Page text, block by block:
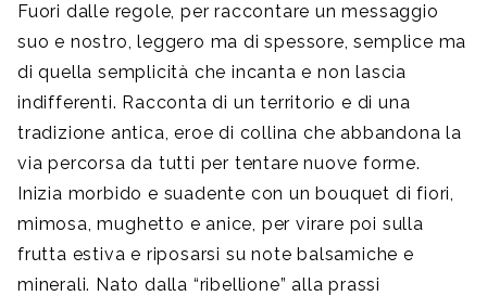
Fuori dalle regole, per raccontare un messaggio
suo e nostro, leggero ma di spessore, semplice ma
di quella semplicità che incanta e non lascia
indifferenti. Racconta di un territorio e di una
tradizione antica, eroe di collina che abbandona la
via percorsa da tutti per tentare nuove forme.
Inizia morbido e suadente con un bouquet di fiori,
mimosa, mughetto e anice, per virare poi sulla
frutta estiva e riposarsi su note balsamiche e
minerali. Nato dalla “ribellione” alla prassi